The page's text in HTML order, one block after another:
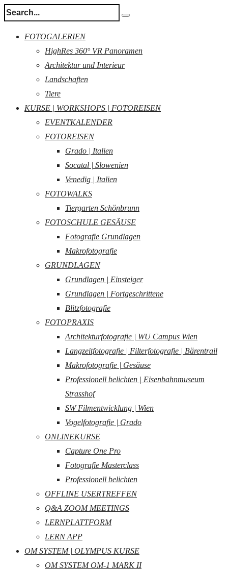
FOTOGALERIEN
HighRes 360° VR Panoramen
Architektur und Interieur
Landschaften
Tiere
KURSE | WORKSHOPS | FOTOREISEN
EVENTKALENDER
FOTOREISEN
Grado | Italien
Socatal | Slowenien
Venedig | Italien
FOTOWALKS
Tiergarten Schönbrunn
FOTOSCHULE GESÄUSE
Fotografie Grundlagen
Makrofotografie
GRUNDLAGEN
Grundlagen | Einsteiger
Grundlagen | Fortgeschrittene
Blitzfotografie
FOTOPRAXIS
Architekturfotografie | WU Campus Wien
Langzeitfotografie | Filterfotografie | Bärentrail
Makrofotografie | Gesäuse
Professionell belichten | Eisenbahnmuseum
Strasshof
SW Filmentwicklung | Wien
Vogelfotografie | Grado
ONLINEKURSE
Capture One Pro
Fotografie Masterclass
Professionell belichten
OFFLINE USERTREFFEN
Q&A ZOOM MEETINGS
LERNPLATTFORM
LERN APP
OM SYSTEM | OLYMPUS KURSE
OM SYSTEM OM-1 MARK II